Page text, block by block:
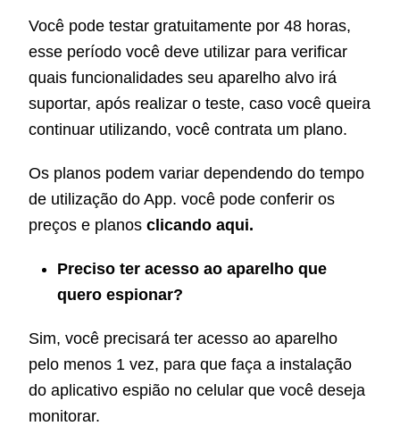
Você pode testar gratuitamente por 48 horas,
esse período você deve utilizar para verificar
quais funcionalidades seu aparelho alvo irá
suportar, após realizar o teste, caso você queira
continuar utilizando, você contrata um plano.
Os planos podem variar dependendo do tempo
de utilização do App. você pode conferir os
preços e planos clicando aqui.
Preciso ter acesso ao aparelho que
quero espionar?
Sim, você precisará ter acesso ao aparelho
pelo menos 1 vez, para que faça a instalação
do aplicativo espião no celular que você deseja
monitorar.